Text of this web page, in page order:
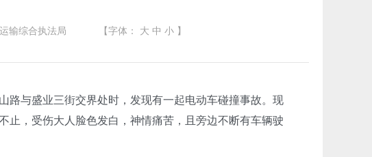
输综合执法局 【字体： 大 中 小 】
与盛业三街交界处时，发现有一起电动车碰撞事故。现
止，受伤大人脸色发白，神情痛苦，且旁边不断有车辆驶